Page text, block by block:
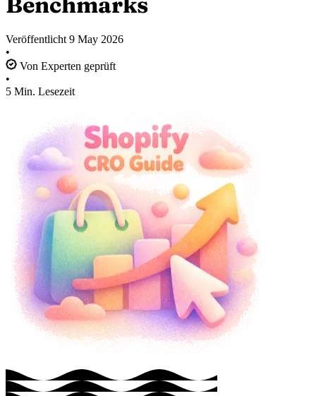
Veröffentlicht 9 May 2026
•
Von Experten geprüft
•
5 Min. Lesezeit